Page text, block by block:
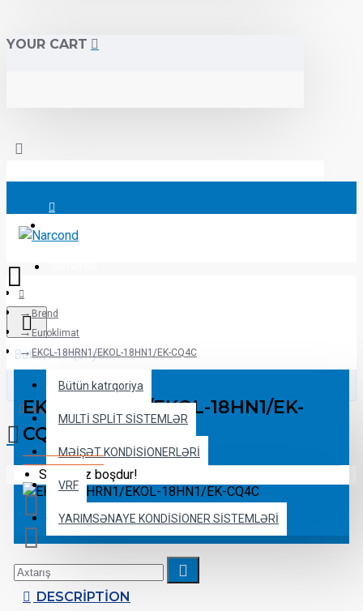
YOUR CART
Bütün katrqoriya
Bütün katrqoriya
MULTİ SPLİT SİSTEMLƏR
MƏİŞƏT KONDİSİONERLƏRİ
VRF
YARIMSƏNAYE KONDİSİONER SİSTEMLƏRİ
0 ədəd - 0 ₼
Səbətiniz boşdur!
Brend
Euroklimat
EKCL-18HRN1/EKOL-18HN1/EK-CQ4C
EKCL-18HRN1/EKOL-18HN1/EK-
CQ4C
DESCRIPTION